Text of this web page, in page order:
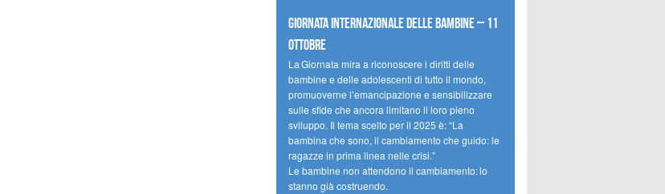
Giornata internazionale delle bambine – 11
ottobre
La Giornata mira a riconoscere i diritti delle
bambine e delle adolescenti di tutto il mondo,
promuoverne l’emancipazione e sensibilizzare
sulle sfide che ancora limitano il loro pieno
sviluppo. Il tema scelto per il 2025 è: “La
bambina che sono, il cambiamento che guido: le
ragazze in prima linea nelle crisi.”
Le bambine non attendono il cambiamento: lo
stanno già costruendo.